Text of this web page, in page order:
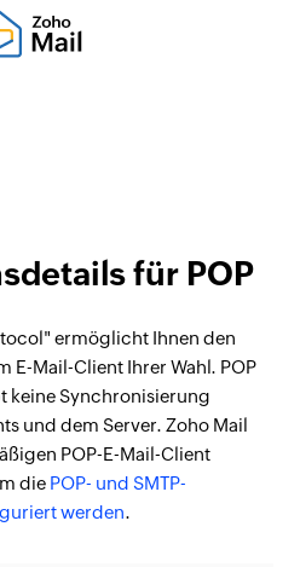
für POP
ermöglicht Ihnen den
E-Mail-Client Ihrer Wahl. POP
keine Synchronisierung
und dem Server. Zoho Mail
POP-E-Mail-Client
die POP- und SMTP-
werden.